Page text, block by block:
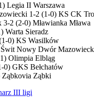
Legia II Warszawa
1-2 (1-0) KS CK
2 (2-0) Mławianka Mława
Warta Sieradz
0) KS Wasilków
Nowy Dwór
Olimpia Elbląg
GKS Bełchatów
Ząbki
III ligi